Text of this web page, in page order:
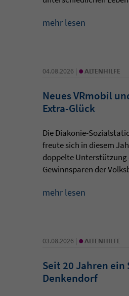
mehr lesen
04.08.2026 | • ALTENHILFE
Neues VRmobil
Extra-Glück
Die Diakonie-
freute sich in diesem
doppelte Unterstützung
Gewinnsparen der
mehr lesen
03.08.2026 | • ALTENHILFE
Seit 20 Jahren ein
Denkendorf